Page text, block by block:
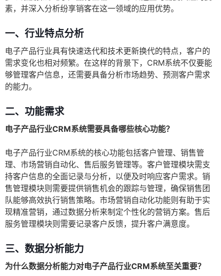
素，并深入分析纷享销客在这一领域的应用优势。
一、行业特点分析
电子产品行业具有快速迭代和技术更新换代的特点，客户的
需求变化也相对频繁。在这样的背景下，CRM系统不仅要能
够管理客户信息，还需要具备分析市场趋势、预测客户需求
的能力。
二、功能需求
电子产品行业CRM系统需要具备哪些核心功能？
电子产品行业CRM系统的核心功能包括客户管理、销售管
理、市场营销自动化、售后服务管理等。客户管理模块需支
持客户信息的全面记录与分析，以便及时响应客户需求。销
售管理模块则需要提供销售机会的跟踪与管理，确保销售团
队能够高效执行销售策略。市场营销自动化功能则有助于实
现精准营销，通过数据分析来制定个性化的营销方案。售后
服务管理模块则需要记录客户反馈，提升客户满意度。
三、数据分析能力
为什么数据分析能力对电子产品行业CRM系统至关重要？